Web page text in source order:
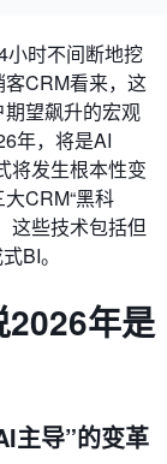
小时不间断地挖
CRM看来，这
望飙升的宏观
年，将是AI
将发生根本性变
CRM“黑科
这些技术包括但
BI。
2026年是
主导”的变革